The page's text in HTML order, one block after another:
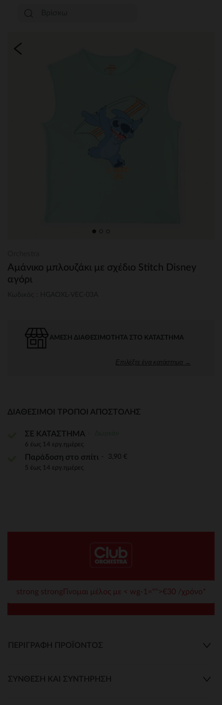
Αμάνικο μπλουζάκι με σχέδιο Stitch Disney
αγόρι
ΆΜΕΣΗ ΔΙΑΘΕΣΙΜΌΤΗΤΑ ΣΤΟ ΚΑΤΆΣΤΗΜΑ
Επιλέξτε ένα κατάστημα →
ΔΙΑΘΈΣΙΜΟΙ ΤΡΌΠΟΙ ΑΠΟΣΤΟΛΉΣ
ΣΕ ΚΑΤΑΣΤΗΜΑ
6 έως 14 εργ.ημέρες
Παράδοση στο σπίτι 3,90 €
5 έως 14 εργ.ημέρες
strong strongΓίνομαι μέλος με < wg-1="">€30 /χρόνο*
ΠΕΡΙΓΡΑΦΉ ΠΡΟΪΌΝΤΟΣ
ΣΎΝΘΕΣΗ ΚΑΙ ΣΥΝΤΉΡΗΣΗ